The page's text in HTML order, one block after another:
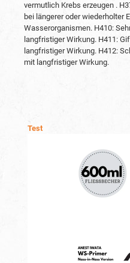
vermutlich Krebs erzeugen .
bei längerer oder wiederholter
Wasserorganismen. H410:
langfristiger Wirkung. H411:
langfristiger Wirkung. H412:
mit langfristiger Wirkung.
Produktgalerie überspringen
Test